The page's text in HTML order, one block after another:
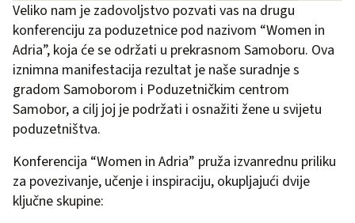
Veliko nam je zadovoljstvo pozvati vas na drugu
konferenciju za poduzetnice pod nazivom “Women in
Adria”, koja će se održati u prekrasnom Samoboru. Ova
iznimna manifestacija rezultat je naše suradnje s
gradom Samoborom i Poduzetničkim centrom
Samobor, a cilj joj je podržati i osnažiti žene u svijetu
poduzetništva.
Konferencija “Women in Adria” pruža izvanrednu priliku
za povezivanje, učenje i inspiraciju, okupljajući dvije
ključne skupine: